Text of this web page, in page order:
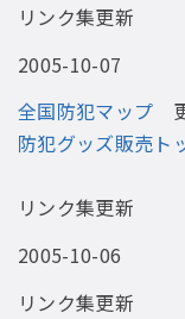
リンク集更新
2005-10-07
全国防犯マップ
防犯グッズ販売ト
リンク集更新
2005-10-06
リンク集更新